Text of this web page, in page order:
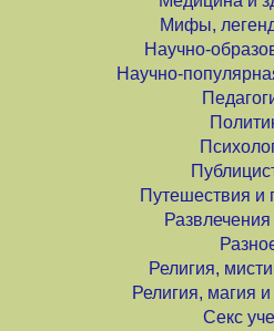
Мифы,
Научно-
Научно-
Путешествия и
Развлечения
Религия,
Религия, магия и
Секс